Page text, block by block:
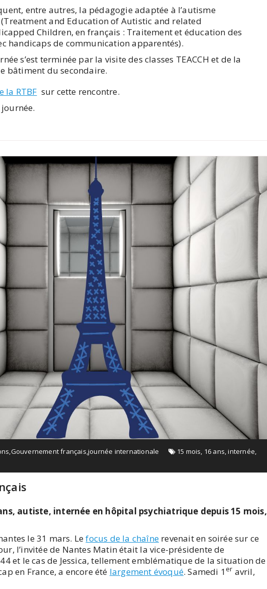
entre autres, la pédagogie adaptée à l’autisme
(Treatment and Education of Autistic and related
Children, en français : Traitement et éducation des
handicaps de communication apparentés).
s’est terminée par la visite des classes TEACCH et de la
bâtiment du secondaire.
la RTBF sur cette rencontre.
,Gouvernement français,journée internationale 15 mois, 16 ans,internée,
autiste, internée en hôpital psychiatrique depuis 15 mois,
le 31 mars. Lefocus de la chaîne revenait en soirée sur ce
l’invitée de Nantes Matin était la vice-présidente de
et le cas de Jessica, tellement emblématique de la situation de
en France, a encore été largement évoqué. Samedi 1 er avril,